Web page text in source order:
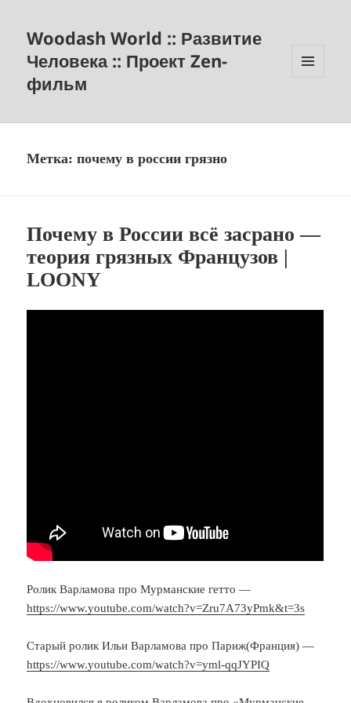
Woodash World :: Развитие
Человека :: Проект Zen-
фильм
Метка:почему в россии грязно
Почему в России всё засрано —
теория грязных Французов |
LOONY
Ролик Варламова про Мурманские гетто —
https://www.youtube.com/watch?v=Zru7A73yPmk&t=3s
Старый ролик Ильи Варламова про Париж(Франция) —
https://www.youtube.com/watch?v=yml-qqJYPIQ